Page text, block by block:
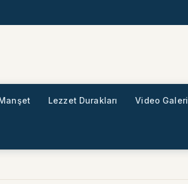
Lezzet Durakları Video Galeri